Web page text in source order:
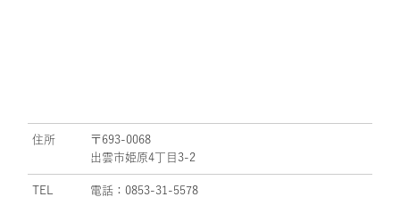
住所
〒693-0068
出雲市姫原4丁目3-2
TEL 電話：0853-31-5578